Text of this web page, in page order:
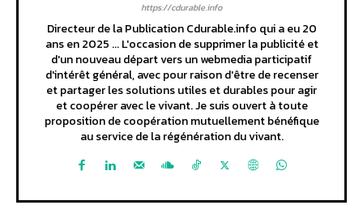
https://cdurable.info
Directeur de la Publication Cdurable.info qui a eu 20
ans en 2025 ... L'occasion de supprimer la publicité et
d'un nouveau départ vers un webmedia participatif
d'intérêt général, avec pour raison d'être de recenser
et partager les solutions utiles et durables pour agir
et coopérer avec le vivant. Je suis ouvert à toute
proposition de coopération mutuellement bénéfique
au service de la régénération du vivant.